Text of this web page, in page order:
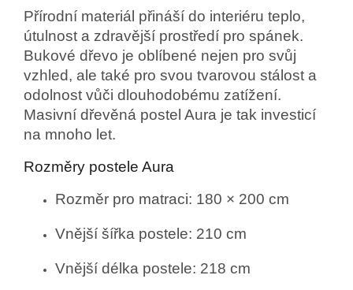
Přírodní materiál přináší do interiéru teplo,
útulnost a zdravější prostředí pro spánek.
Bukové dřevo je oblíbené nejen pro svůj
vzhled, ale také pro svou tvarovou stálost a
odolnost vůči dlouhodobému zatížení.
Masivní dřevěná postel Aura je tak investicí
na mnoho let.
Rozměry postele Aura
Rozměr pro matraci: 180 × 200 cm
Vnější šířka postele: 210 cm
Vnější délka postele: 218 cm